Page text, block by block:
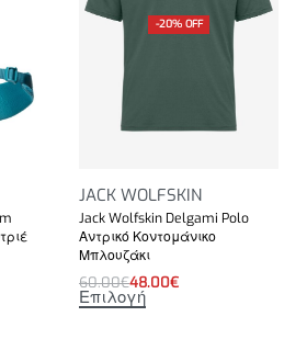
-20% OFF
JACK WOLFSKIN
Jack Wolfskin Delgami Polo
Αντρικό Κοντομάνικο
Μπλουζάκι
60.00€48.00€
Επιλογή